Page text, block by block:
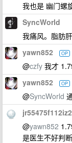
我也是 幽门螺
SyncWorld
我痛风。脂肪
yawn852 OP
@czfy 我才
yawn852 OP
@SyncWorld
@yawn852
是医生不好判